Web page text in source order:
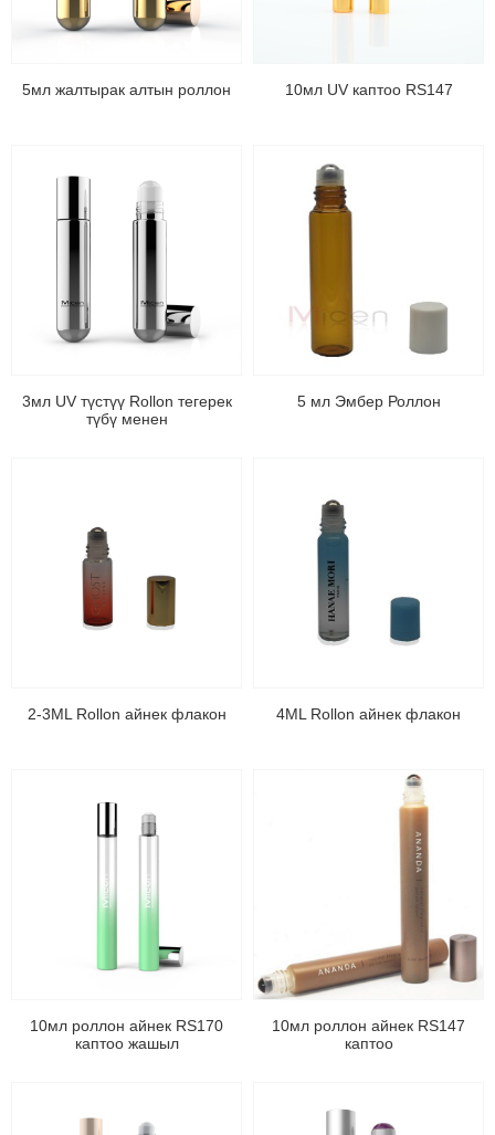
5мл жалтырак алтын роллон 10мл UV каптоо RS147
3мл UV түстүү Rollon тегерек
түбү менен
5 мл Эмбер Роллон
2-3ML Rollon айнек флакон 4ML Rollon айнек флакон
10мл роллон айнек RS170
каптоо жашыл
10мл роллон айнек RS147
каптоо